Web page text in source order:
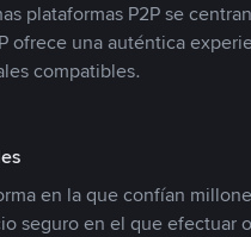
plataformas P2P se
ofrece una auténtica
compatibles.
en la que confían
seguro en el que efectuar